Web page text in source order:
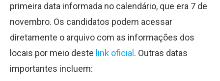
primeira data informada no calendário, que era 7 de
novembro. Os candidatos podem acessar
diretamente o arquivo com as informações dos
locais por meio deste link oficial . Outras datas
importantes incluem: